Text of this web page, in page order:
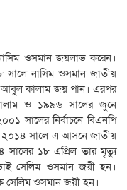
ওসমান জয়লাভ করেন।
সালে নাসিম ওসমান জাতীয়
আবুল কালাম জয় পান। এরপর
ও ১৯৯৬ সালের জুনে
সালের নির্বাচনে বিএনপি
সালে এ আসনে জাতীয়
সালের ১৮ এপ্রিল তার মৃত্যু
সেলিম ওসমান জয়ী হন।
সেলিম ওসমান জয়ী হন।